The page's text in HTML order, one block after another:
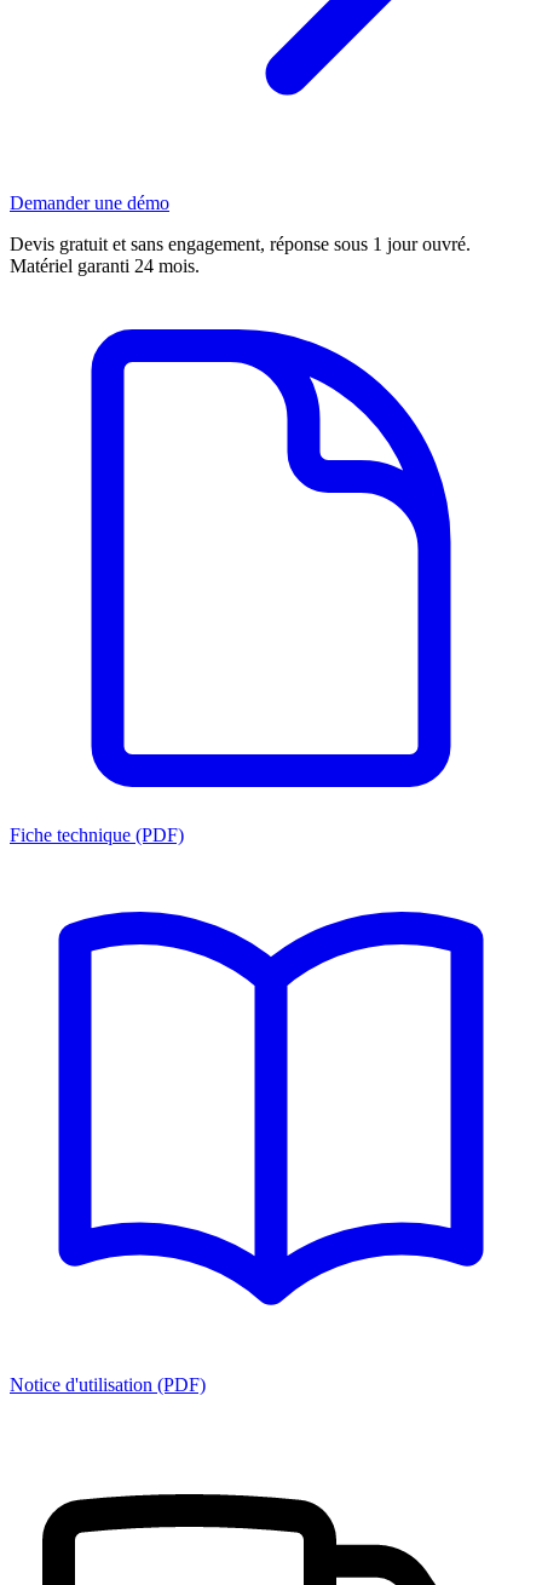
Demander une démo
Devis gratuit et sans engagement, réponse sous 1 jour ouvré.
Matériel garanti 24 mois.
Fiche technique (PDF)
Notice d'utilisation (PDF)